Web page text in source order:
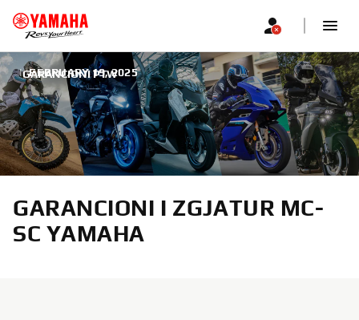
GARANCIONI PTW
| FEBRUARY 19, 2025
GARANCIONI I ZGJATUR MC-
SC YAMAHA